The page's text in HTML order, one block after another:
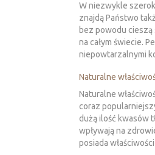
W niezwykle
znajdą Państwo
bez powodu
na całym świecie.
niepowtarzalnymi
Naturalne
Naturalne
coraz
dużą ilość kwasów
wpływają na
posiada